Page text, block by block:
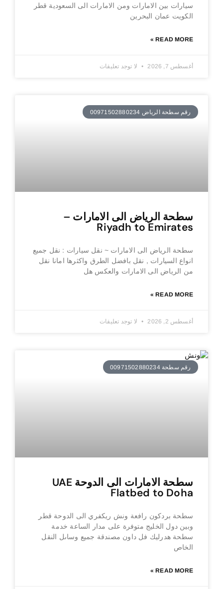
سيارات بين الامارات ومن الامارات الى السعودية قطر
الكويت عمان البحرين
READ MORE »
أغسطس 7, 2026 لا توجد تعليقات
رقم سطحة الرياض 00971502880234
سطحة الرياض الى الامارات –
Riyadh to Emirates
سطحة الرياض الى الامارات ~ نقل سيارات : نقل جميع
انواع السيارات , نقل بافضل الطرق واكثرها امانا نقل
من الرياض الى الامارات والعكس هل
READ MORE »
أغسطس 2, 2026 لا توجد تعليقات
رقم سطحة 00971502880234
سطحة الامارات الى الدوحة UAE
Flatbed to Doha
سطحة بردكون رافعة ونش ريكفري الى الدوحة قطر
وبين دول الخليج متوفرة على مدار الساعة خدمة
سطحة هدرليك فل داون مصندقة جميع وساىل النقل
الخاص
READ MORE »